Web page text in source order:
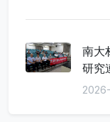
南大
研究